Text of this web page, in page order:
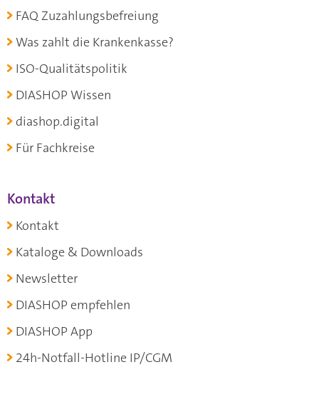
FAQ Zuzahlungsbefreiung
Was zahlt die Krankenkasse?
ISO-Qualitätspolitik
DIASHOP Wissen
diashop.digital
Für Fachkreise
Kontakt
Kontakt
Kataloge & Downloads
Newsletter
DIASHOP empfehlen
DIASHOP App
24h-Notfall-Hotline IP/CGM